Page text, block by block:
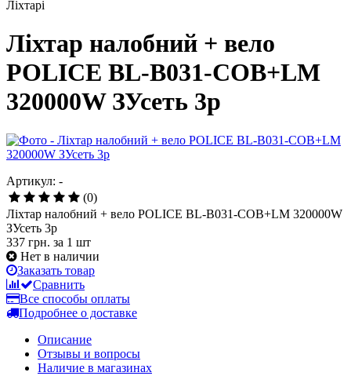
Ліхтарі
Ліхтар налобний + вело
POLICE BL-B031-COB+LM
320000W ЗУсеть 3р
Артикул: -
(0)
Ліхтар налобний + вело POLICE BL-B031-COB+LM 320000W
ЗУсеть 3р
337 грн. за 1 шт
Нет в наличии
Заказать товар
Сравнить
Все способы оплаты
Подробнее о доставке
Описание
Отзывы и вопросы
Наличие в магазинах